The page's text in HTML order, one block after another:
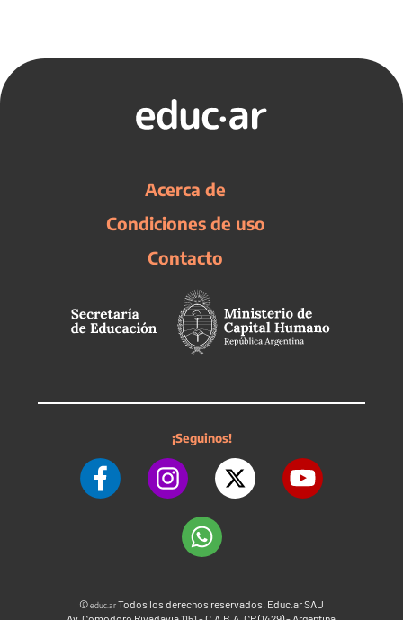
Acerca de
Condiciones de uso
Contacto
¡Seguinos!
©educ.arTodos los derechos reservados. Educ.ar SAU